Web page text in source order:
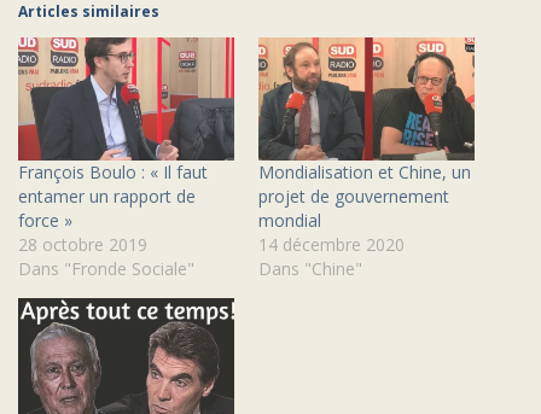
Articles similaires
François Boulo : « Il faut
entamer un rapport de
force »
28 octobre 2019
Dans "Fronde Sociale"
Mondialisation et Chine, un
projet de gouvernement
mondial
14 décembre 2020
Dans "Chine"